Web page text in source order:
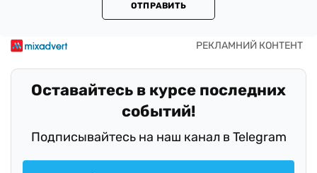
ОТПРАВИТЬ
Оставайтесь в курсе последних
событий!
Подписывайтесь на наш канал в Telegram